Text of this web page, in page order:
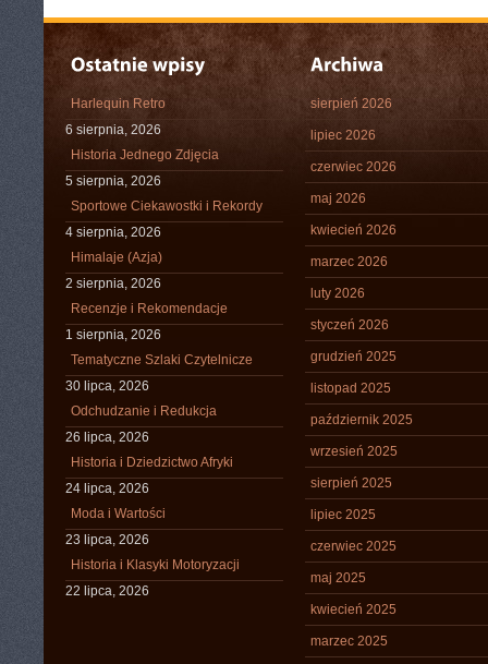
Harlequin Retro
6 sierpnia, 2026
Historia Jednego Zdjęcia
5 sierpnia, 2026
Sportowe Ciekawostki i Rekordy
4 sierpnia, 2026
Himalaje (Azja)
2 sierpnia, 2026
Recenzje i Rekomendacje
1 sierpnia, 2026
Tematyczne Szlaki Czytelnicze
30 lipca, 2026
Odchudzanie i Redukcja
26 lipca, 2026
Historia i Dziedzictwo Afryki
24 lipca, 2026
Moda i Wartości
23 lipca, 2026
Historia i Klasyki Motoryzacji
22 lipca, 2026
sierpień 2026
lipiec 2026
czerwiec 2026
maj 2026
kwiecień 2026
marzec 2026
luty 2026
styczeń 2026
grudzień 2025
listopad 2025
październik 2025
wrzesień 2025
sierpień 2025
lipiec 2025
czerwiec 2025
maj 2025
kwiecień 2025
marzec 2025